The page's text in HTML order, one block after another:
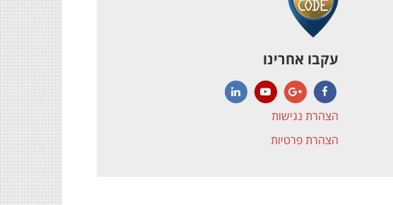
עקבו אחרינו
Facebook
Google+
YouTubeהצהרת נגישות
הצהרת פרטיות